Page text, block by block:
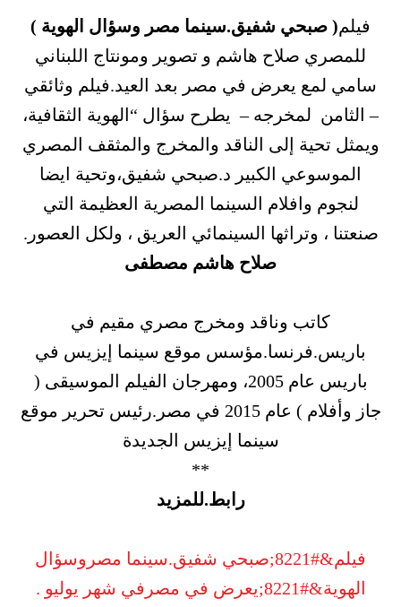
فيلم( صبحي شفيق.سينما مصر وسؤال الهوية )
للمصري صلاح هاشم و تصوير ومونتاج اللبناني
سامي لمع يعرض في مصر بعد العيد.فيلم وثائقي
– الثامن لمخرجه – يطرح سؤال “الهوية الثقافية،
ويمثل تحية إلى الناقد والمخرج والمثقف المصري
الموسوعي الكبير د.صبحي شفيق،وتحية ايضا
لنجوم وافلام السينما المصرية العظيمة التي
صنعتنا ، وتراثها السينمائي العريق ، ولكل العصور.
صلاح هاشم مصطفى
كاتب وناقد ومخرج مصري مقيم في
باريس.فرنسا.مؤسس موقع سينما إيزيس في
باريس عام 2005، ومهرجان الفيلم الموسيقى (
جاز وأفلام ) عام 2015 في مصر.رئيس تحرير موقع
سينما إيزيس الجديدة
**
رابط.للمزيد
فيلم&#8221;صبحي شفيق.سينما مصروسؤال
الهوية&#8221;يعرض في مصرفي شهر يوليو .